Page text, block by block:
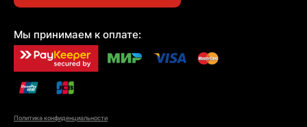
Мы принимаем к оплате:
Политика конфиденциальности